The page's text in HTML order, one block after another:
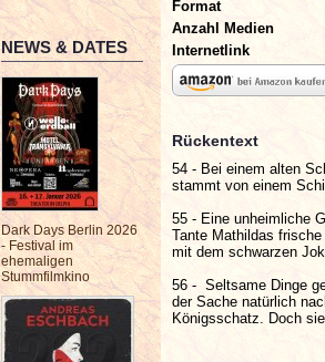
NEWS & DATES
Dark Days Berlin 2026
- Festival im
ehemaligen
Stummfilmkino
Format
Anzahl Medien
Internetlink
Rückentext
54 - Bei einem alten
stammt von einem
55 - Eine unheimliche
Tante Mathildas
mit dem schwarzen
56 - Seltsame Dinge
der Sache natürlich
Königsschatz. Doch